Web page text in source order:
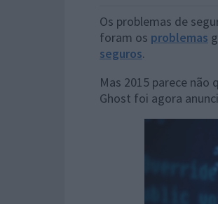
Os problemas de
foram os problemas
seguros.
Mas 2015 parece
Ghost foi agora